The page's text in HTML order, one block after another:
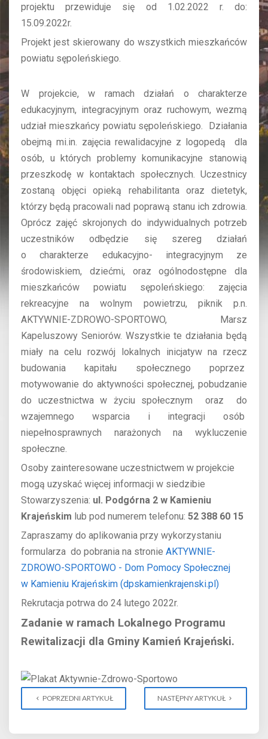
projektu przewiduje się od 1.02.2022 r. do:
15.09.2022r.
Projekt jest skierowany do wszystkich mieszkańców
powiatu sępoleńskiego.
W projekcie, w ramach działań o charakterze
edukacyjnym, integracyjnym oraz ruchowym, wezmą
udział mieszkańcy powiatu sępoleńskiego. Działania
obejmą mi.in. zajęcia rewalidacyjne z logopedą dla
osób, u których problemy komunikacyjne stanowią
przeszkodę w kontaktach społecznych. Uczestnicy
zostaną objęci opieką rehabilitanta oraz dietetyk,
którzy będą pracowali nad poprawą stanu ich zdrowia.
Oprócz zajęć skrojonych do indywidualnych potrzeb
uczestników odbędzie się szereg działań
o charakterze edukacyjno- integracyjnym ze
środowiskiem, dziećmi, oraz ogólnodostępne dla
mieszkańców powiatu sępoleńskiego: zajęcia
rekreacyjne na wolnym powietrzu, piknik p.n.
AKTYWNIE-ZDROWO-SPORTOWO, Marsz
Kapeluszowy Seniorów. Wszystkie te działania będą
miały na celu rozwój lokalnych inicjatyw na rzecz
budowania kapitału społecznego poprzez
motywowanie do aktywności społecznej, pobudzanie
do uczestnictwa w życiu społecznym oraz do
wzajemnego wsparcia i integracji osób
niepełnosprawnych narażonych na wykluczenie
społeczne.
Osoby zainteresowane uczestnictwem w projekcie
mogą uzyskać więcej informacji w siedzibie
Stowarzyszenia: ul. Podgórna 2 w Kamieniu
Krajeńskim lub pod numerem telefonu: 52 388 60 15
Zapraszamy do aplikowania przy wykorzystaniu
formularza do pobrania na stronie AKTYWNIE-
ZDROWO-SPORTOWO - Dom Pomocy Społecznej
w Kamieniu Krajeńskim (dpskamienkrajenski.pl)
Rekrutacja potrwa do 24 lutego 2022r.
Zadanie w ramach Lokalnego Programu
Rewitalizacji dla Gminy Kamień Krajeński.
POPRZEDNI ARTYKUŁ NASTĘPNY ARTYKUŁ